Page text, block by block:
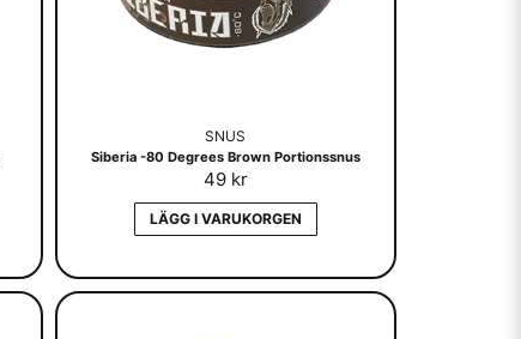
SNUS
Siberia -80 Degrees Brown Portionssnus
49 kr
LÄGG I VARUKORGEN